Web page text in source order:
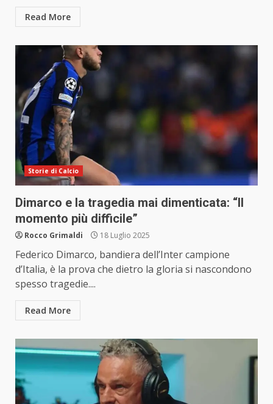
Read More
Storie di Calcio
Dimarco e la tragedia mai dimenticata: “Il
momento più difficile”
Rocco Grimaldi 18 Luglio 2025
Federico Dimarco, bandiera dell’Inter campione
d’Italia, è la prova che dietro la gloria si nascondono
spesso tragedie....
Read More